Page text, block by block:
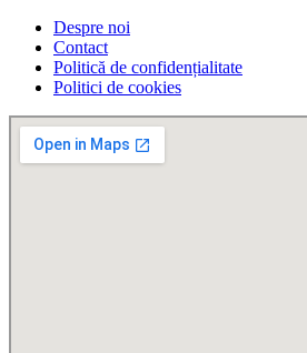
Despre noi
Contact
Politică de confidențialitate
Politici de cookies